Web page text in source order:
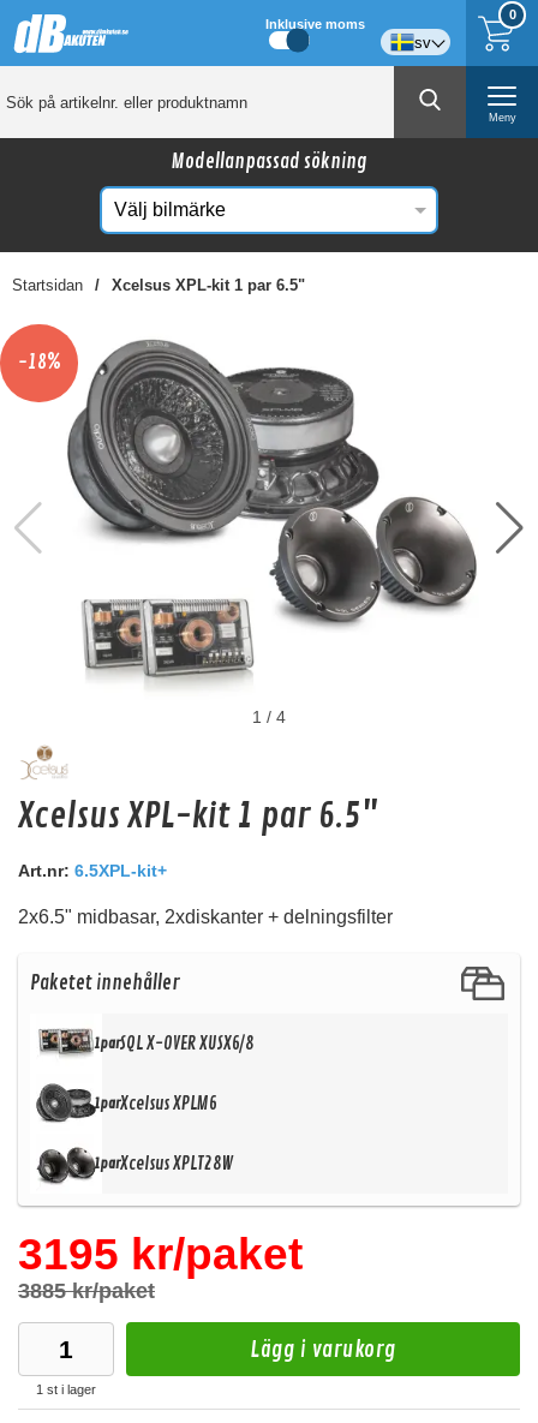
0
Inklusive moms
sv
Meny
Modellanpassad sökning
Startsidan Xcelsus XPL-kit 1 par 6.5"
Kanske någon av dessa produkter kan intressera
dig?
DeafBonce HST-G06
Krympslang
Snabblager 1-3 dagar
-18%
1 / 4
Xcelsus XPL-kit 1 par 6.5"
Art.nr: 6.5XPL-kit+
2x6.5" midbasar, 2xdiskanter + delningsfilter
Paketet innehåller
1parSQL X-OVER XUSX6/8
1parXcelsus XPLM6
1parXcelsus XPLT28W
3195 kr/paket
3885 kr/paket
1 st i lager
Lägg i varukorg